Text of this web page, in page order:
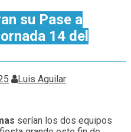
su Pase a
14 del
Luis Aguilar
serían los dos equipos